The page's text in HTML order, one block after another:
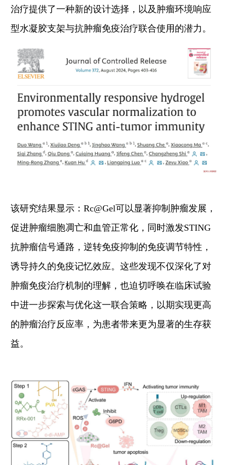
治疗提供了一种新的设计选择，以及肿瘤环境响应
型水凝胶支架与抗肿瘤免疫治疗联合使用的潜力。
该研究结果显示： Rc@Gel可以 显著抑制肿瘤发展 ，
促进肿瘤细胞凋亡和血管正常化 ，同时激发STING
抗肿瘤信号通路 ， 逆转免疫抑制的免疫调节特性 ，
诱导持久的免疫记忆效应。这些发现不仅深化了对
肿瘤免疫治疗机制的理解，也迫切呼唤在临床试验
中进一步探索与优化这一联合策略，以期实现更高
的肿瘤治疗反应率，为患者带来更为显著的生存获
益。